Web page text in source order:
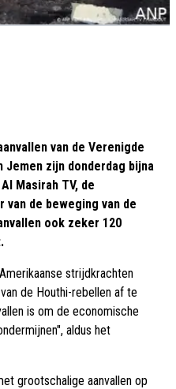
van de Verenigde
Jemen zijn donderdag bijna
Masirah TV, de
de beweging van de
ook zeker 120
strijdkrachten
de Houthi-rebellen af te
is om de economische
aldus het
grootschalige aanvallen op